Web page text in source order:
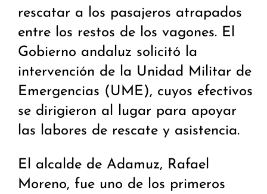
rescatar a los pasajeros atrapados
entre los restos de los vagones. El
Gobierno andaluz solicitó la
intervención de la Unidad Militar de
Emergencias (UME), cuyos efectivos
se dirigieron al lugar para apoyar
las labores de rescate y asistencia.
El alcalde de Adamuz, Rafael
Moreno, fue uno de los primeros